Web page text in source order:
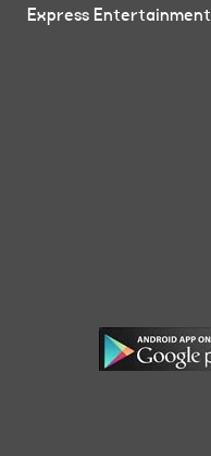
Express Entertainment